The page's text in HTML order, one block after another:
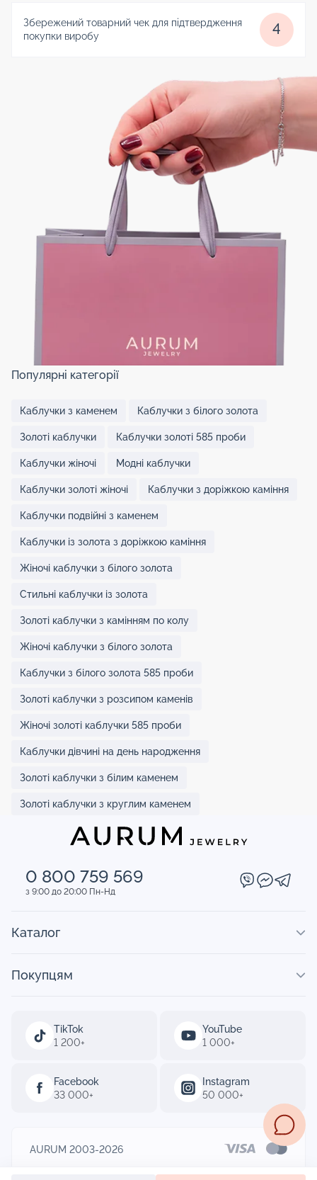
Збережений товарний чек для підтвердження
покупки виробу
4
Популярні категорії
Каблучки з каменем Каблучки з білого золота
Золоті каблучки Каблучки золоті 585 проби
Каблучки жіночі Модні каблучки
Каблучки золоті жіночі Каблучки з доріжкою каміння
Каблучки подвійні з каменем
Каблучки із золота з доріжкою каміння
Жіночі каблучки з білого золота
Стильні каблучки із золота
Золоті каблучки з камінням по колу
Жіночі каблучки з білого золота
Каблучки з білого золота 585 проби
Золоті каблучки з розсипом каменів
Жіночі золоті каблучки 585 проби
Каблучки дівчині на день народження
Золоті каблучки з білим каменем
Золоті каблучки з круглим каменем
0 800 759 569
з 9:00 до 20:00 Пн-Нд
TikTok
1 200+
YouTube
1 000+
Facebook
33 000+
Instagram
50 000+
Каталог
Покупцям
AURUM 2003-2026